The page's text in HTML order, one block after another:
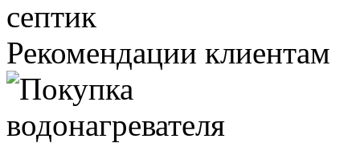
Рекомендации клиентам